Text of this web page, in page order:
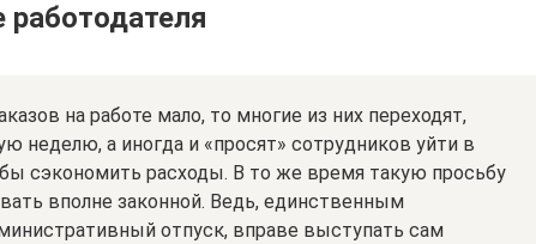
работодателя
на работе мало, то многие из них переходят,
неделю, а иногда и «просят» сотрудников уйти в
сэкономить расходы. В то же время такую просьбу
вполне законной. Ведь, единственным
отпуск, вправе выступать сам